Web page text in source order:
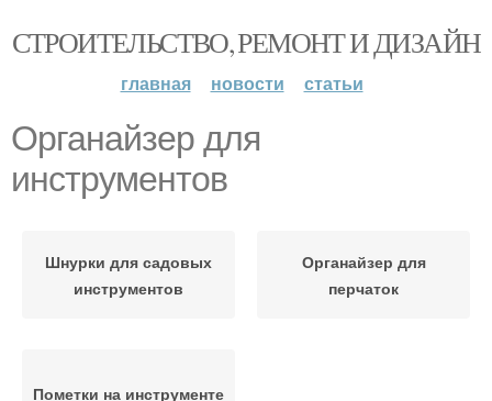
СТРОИТЕЛЬСТВО, РЕМОНТ И ДИЗАЙН
главная новости статьи
Органайзер для
инструментов
Шнурки для садовых
инструментов
Органайзер для
перчаток
Пометки на инструменте